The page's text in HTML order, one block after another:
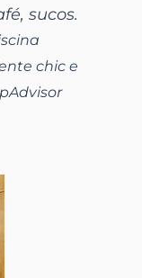
sucos.
chic e